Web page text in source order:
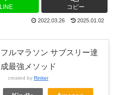
LINE コピー
2022.03.26 2025.01.02
フルマラソン サブスリー達
成最強メソッド
created by Rinker